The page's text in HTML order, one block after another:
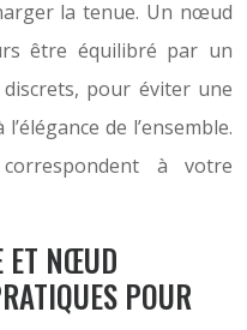
la tenue. Un nœud
être équilibré par un
pour éviter une
de l’ensemble.
à votre
ET NŒUD
POUR